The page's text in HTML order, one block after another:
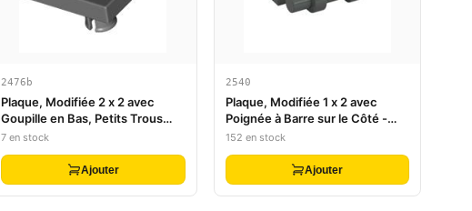
2476b
Plaque, Modifiée 2 x 2 avec
Goupille en Bas, Petits Trous
dans Plaque et Doigts de
7 en stock
Ajouter
2540
Plaque, Modifiée 1 x 2 avec
Poignée à Barre sur le Côté -
Extrémités Libres
152 en stock
Ajouter